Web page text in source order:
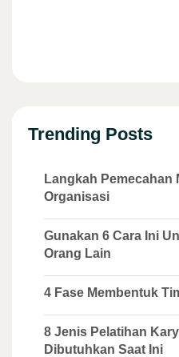
Trending Posts
Langkah Pemecahan
Organisasi
Gunakan 6 Cara Ini
Orang Lain
4 Fase Membentuk
8 Jenis Pelatihan
Dibutuhkan Saat Ini